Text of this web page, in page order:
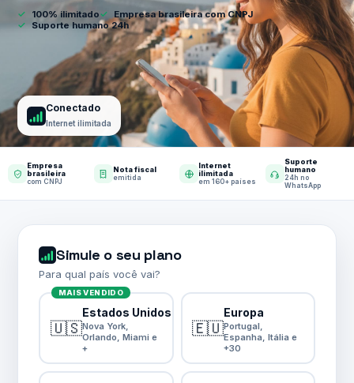
✓ 100% ilimitado✓
Empresa brasileira com CNPJ
✓
Suporte humano 24h
Conectado
Internet ilimitada
Empresa
brasileira
com CNPJ
Nota fiscal
emitida
Internet
ilimitada
em 160+ países
Suporte
humano
24h no
WhatsApp
Simule o seu plano
Para qual país você vai?
MAIS VENDIDO
🇺🇸
Estados Unidos
Nova York,
Orlando, Miami e
+
🇪🇺
Europa
Portugal,
Espanha, Itália e
+30